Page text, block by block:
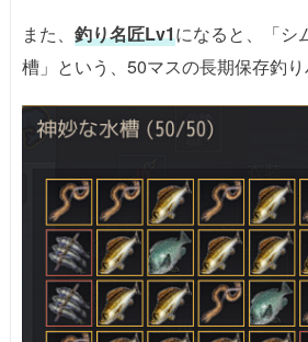
また、 釣り名匠Lv1になると、「シ
槽」という、50マスの長期保存釣り